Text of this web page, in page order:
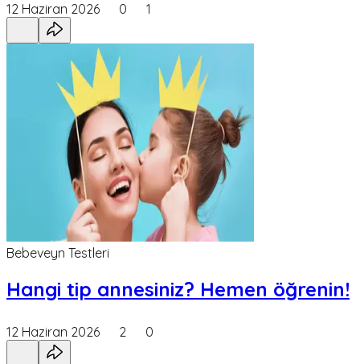
12 Haziran 2026 0 1
Bebeveyn Testleri
Hangi tip annesiniz? Hemen öğrenin!
12 Haziran 2026 2 0